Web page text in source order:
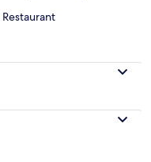
Restaurant